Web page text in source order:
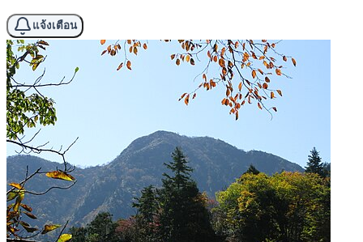
แจ้งเตือน